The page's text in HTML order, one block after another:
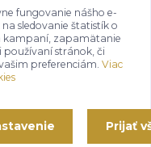
fungovanie nášho e-
sledovanie štatistík o
kampaní, zapamätanie
stránok, či
preferenciám. Viac
Prijať